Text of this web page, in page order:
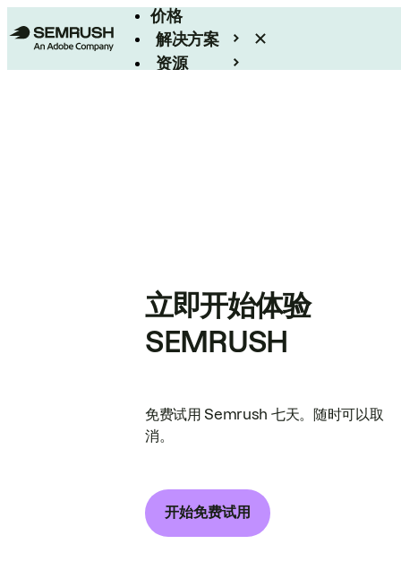
价格
解决方案
资源
立即开始体验
SEMRUSH
免费试用 Semrush 七天。随时可以取
消。
开始免费试用